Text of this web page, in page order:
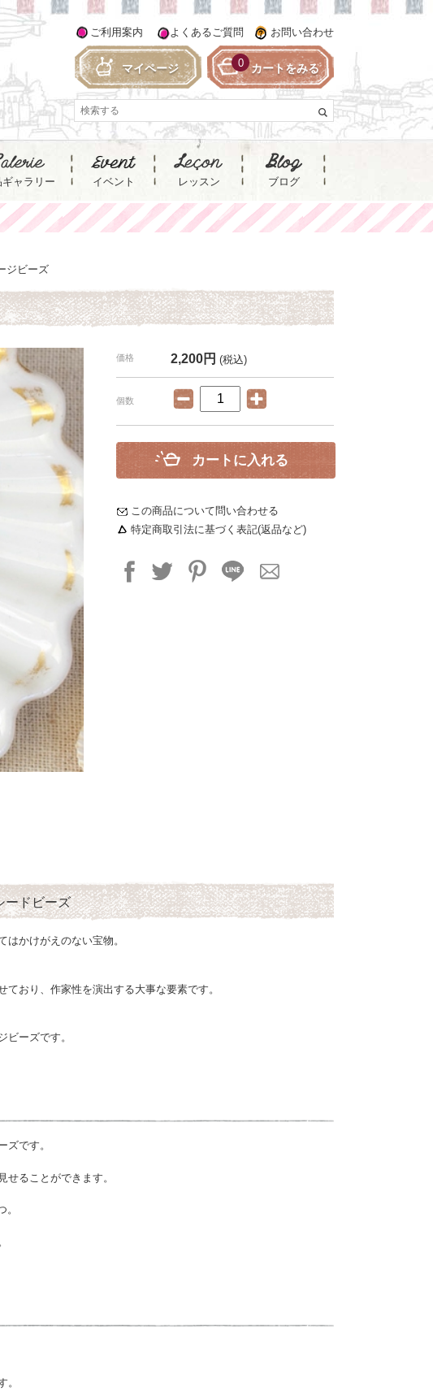
ギャラリー イベント レッスン ブログ
ご利用案内 よくあるご質問 お問い合わせ
マイページ カートをみる
0
ジビーズ
価格 2,200円 (税込)
個数
カートに入れる
この商品について問い合わせる
特定商取引法に基づく表記(返品など)
ードビーズ
かけがえのない宝物。
おり、作家性を演出する大事な要素です。
ーズです。
ズです。
ることができます。
。